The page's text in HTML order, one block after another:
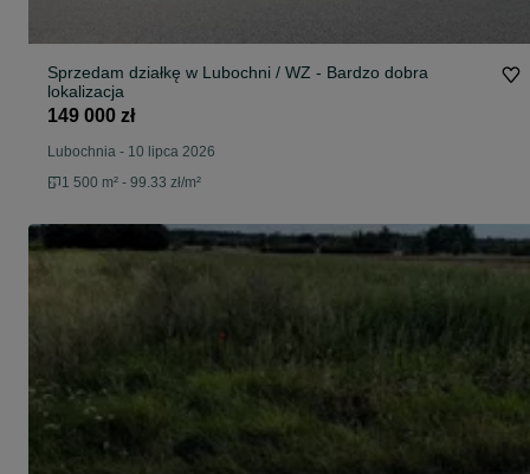
Sprzedam działkę w Lubochni / WZ - Bardzo dobra
lokalizacja
149 000 zł
Lubochnia - 10 lipca 2026
1 500 m² - 99.33 zł/m²